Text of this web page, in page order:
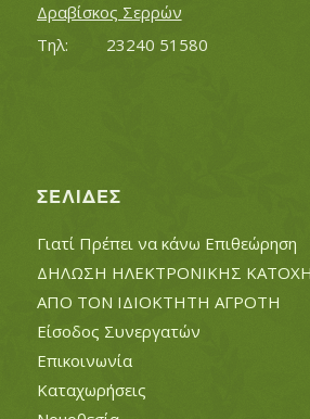
Δραβίσκος Σερρών
Τηλ:		23240 51580
ΣΕΛΊΔΕΣ
Γιατί Πρέπει να κάνω Επιθεώρηση
ΔΗΛΩΣΗ ΗΛΕΚΤΡΟΝΙΚΗΣ
ΑΠΟ ΤΟΝ ΙΔΙΟΚΤΗΤΗ ΑΓΡΟΤΗ
Είσοδος Συνεργατών
Επικοινωνία
Καταχωρήσεις